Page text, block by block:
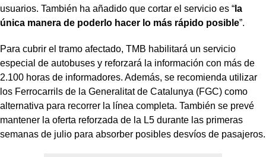
usuarios. También ha añadido que cortar el servicio es “ la
única manera de poderlo hacer lo más rápido posible”.
Para cubrir el tramo afectado, TMB habilitará un servicio
especial de autobuses y reforzará la información con más de
2.100 horas de informadores. Además, se recomienda utilizar
los Ferrocarrils de la Generalitat de Catalunya (FGC) como
alternativa para recorrer la línea completa. También se prevé
mantener la oferta reforzada de la L5 durante las primeras
semanas de julio para absorber posibles desvíos de pasajeros.